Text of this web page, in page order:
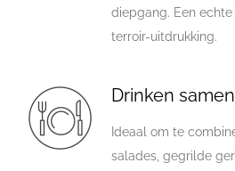
diepgang. Een
terroir-uitdrukking.
Drinken
Ideaal om te
salades, gegrilde